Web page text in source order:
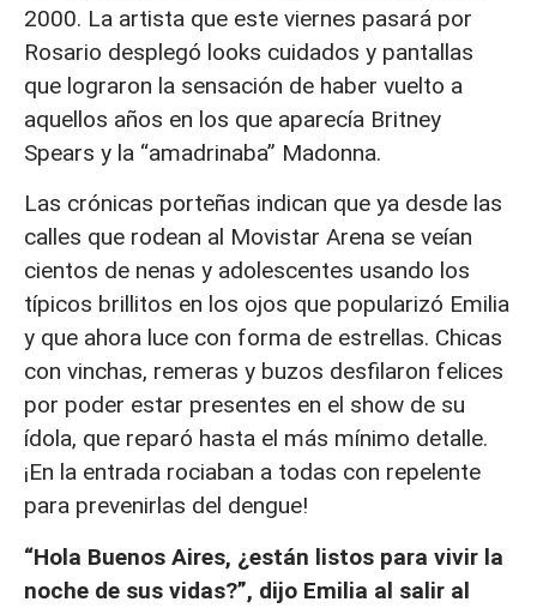
2000. La artista que este viernes pasará por
Rosario desplegó looks cuidados y pantallas
que lograron la sensación de haber vuelto a
aquellos años en los que aparecía Britney
Spears y la “amadrinaba” Madonna.
Las crónicas porteñas indican que ya desde las
calles que rodean al Movistar Arena se veían
cientos de nenas y adolescentes usando los
típicos brillitos en los ojos que popularizó Emilia
y que ahora luce con forma de estrellas. Chicas
con vinchas, remeras y buzos desfilaron felices
por poder estar presentes en el show de su
ídola, que reparó hasta el más mínimo detalle.
¡En la entrada rociaban a todas con repelente
para prevenirlas del dengue!
“Hola Buenos Aires, ¿están listos para vivir la
noche de sus vidas?”, dijo Emilia al salir al